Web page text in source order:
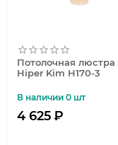
Потолочная люстра
Hiper Kim H170-3
В наличии 0 шт
4 625₽